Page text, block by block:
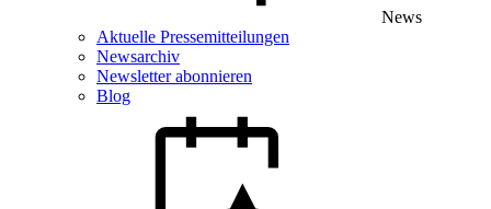
News
Aktuelle Pressemitteilungen
Newsarchiv
Newsletter abonnieren
Blog